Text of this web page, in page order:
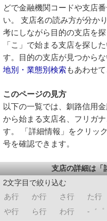
どで金融機関コードや支店
い。 支店名の読み方が分か
考にしながら目的の支店を
「こ」で始まる支店を探し
す。目的の支店が見つからな
地別・業態別検索 もあわせ
このページの見方
以下の一覧では、釧路信用
から始まる支店名、フリガ
す。 「詳細情報」をクリッ
号を確認できます。
支店の詳細は「
2文字目で絞り込む
あ行 か行 さ行 た行
や行
ら行 わ行 -゛゜